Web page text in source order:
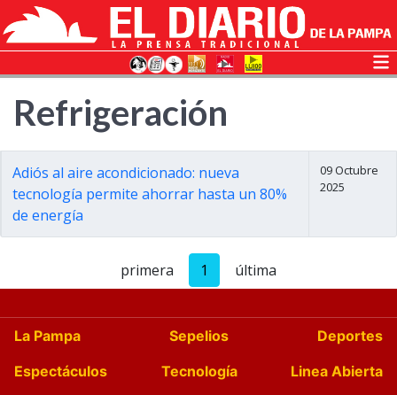
Refrigeración
Adiós al aire acondicionado: nueva
tecnología permite ahorrar hasta un 80%
de energía
09 Octubre
2025
primera 1 última
La Pampa Sepelios
Deportes
Espectáculos
Tecnología
Linea Abierta